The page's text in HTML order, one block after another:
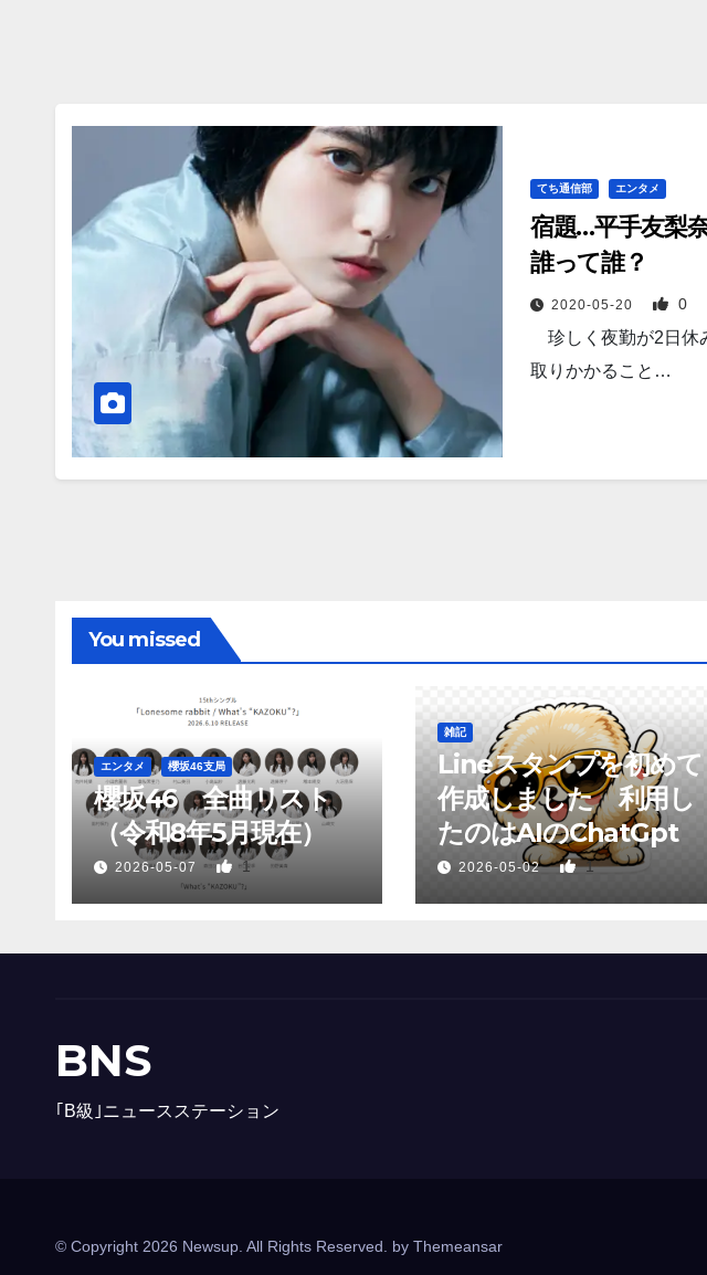
てち通信部 エンタメ
宿題…平手友梨
誰って誰？
2020-05-20 0
珍しく夜勤が2日休
取りかかること…
You missed
エンタメ 櫻坂46支局
櫻坂46 全曲リスト
（令和8年5月現在）
2026-05-07 1
雑記
Lineスタンプを初めて
作成しました 利用し
たのはAIのChatGpt
2026-05-02 1
BNS
｢B級｣ニュースステーション
© Copyright 2026 Newsup. All Rights Reserved. by Themeansar